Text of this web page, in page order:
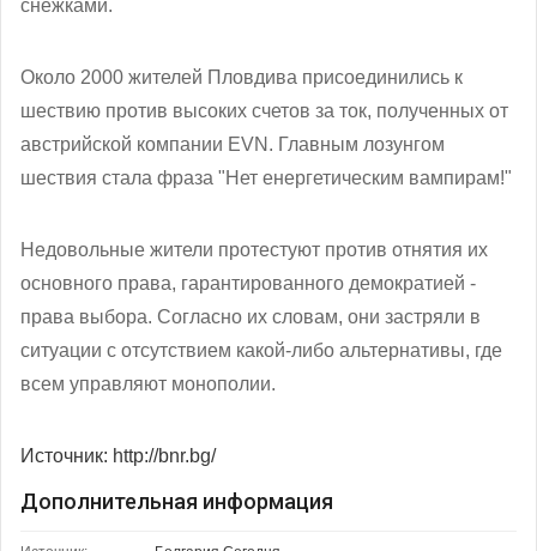
снежками.
Около 2000 жителей Пловдива присоединились к
шествию против высоких счетов за ток, полученных от
австрийской компании EVN. Главным лозунгом
шествия стала фраза "Нет енергетическим вампирам!"
Недовольные жители протестуют против отнятия их
основного права, гарантированного демократией -
права выбора. Согласно их словам, они застряли в
ситуации с отсутствием какой-либо альтернативы, где
всем управляют монополии.
Источник: http://bnr.bg/
Дополнительная информация